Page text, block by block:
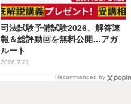
司法試験予備試験2026、解答速
報＆総評動画を無料公開…アガ
ルート
2026.7.21
Recommended by